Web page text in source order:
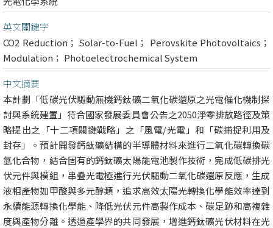
英文關鍵字
CO2 Reduction； Solar-to-Fuel； Perovskite Photovoltaics；
Modulation； Photoelectrochemical System
中文摘要
本計劃「低碳光伏驅動無機鈣鈦礦二氧化碳還原之光電催化機制探
討與系統建置」符合國家發展委員會公告之2050淨零排放路徑及策
略提出之「十二項關鍵戰略」之「風電/光電」和「碳捕捉利用及
封存」。預計開發鈣鈦礦結構的半導體材料來進行二氧化碳轉換碳
氫化合物，結合固有的鈣鈦礦太陽能電池製作技術，完成低碳排光
伏元件與模組，串疊光電極進行光伏驅動二氧化碳還原反應，生成
液相產物如甲酸與多元醇類，追求高效太陽光轉換化學能效率達到
永續能源轉換化學能、降低光伏元件高製作成本、碳足跡和高複雜
度與產物分離。透過產學界的共同發展，增進鈣鈦礦光伏材料在光